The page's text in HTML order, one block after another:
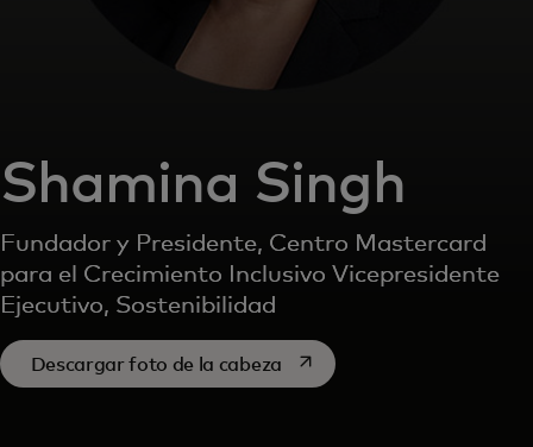
Shamina Singh
Fundador y Presidente, Centro Mastercard
para el Crecimiento Inclusivo Vicepresidente
Ejecutivo, Sostenibilidad
Descargar foto de la cabezase abre en una pestaña